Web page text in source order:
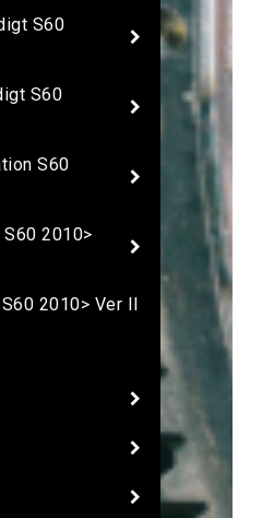
S60
S60
S60
2010>
2010> Ver II